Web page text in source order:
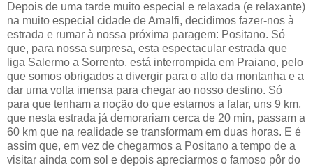
Depois de uma tarde muito especial e relaxada (e relaxante)
na muito especial cidade de Amalfi, decidimos fazer-nos à
estrada e rumar à nossa próxima paragem: Positano. Só
que, para nossa surpresa, esta espectacular estrada que
liga Salermo a Sorrento, está interrompida em Praiano, pelo
que somos obrigados a divergir para o alto da montanha e a
dar uma volta imensa para chegar ao nosso destino. Só
para que tenham a noção do que estamos a falar, uns 9 km,
que nesta estrada já demorariam cerca de 20 min, passam a
60 km que na realidade se transformam em duas horas. E é
assim que, em vez de chegarmos a Positano a tempo de a
visitar ainda com sol e depois apreciarmos o famoso pôr do